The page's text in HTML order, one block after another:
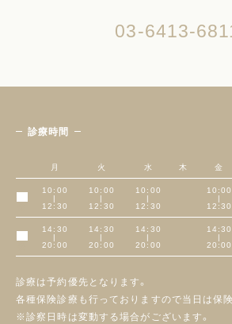
03-6413-
診療時間
月 火 水 木 金
10:00
|
12:30
10:00
|
12:30
10:00
|
12:30
10:00
|
12:30
14:30
|
20:00
14:30
|
20:00
14:30
|
20:00
14:30
|
20:00
診療は予約優先となります。
各種保険診療も行っておりますので当日は保
※診察日時は変動する場合がございます。